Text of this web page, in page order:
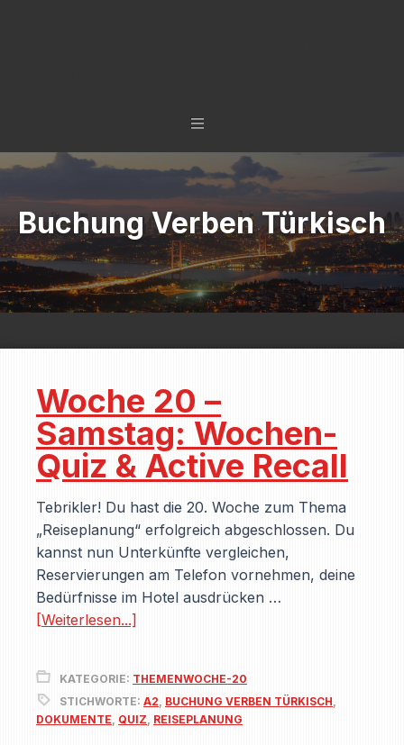
Buchung Verben Türkisch
Woche 20 –
Samstag: Wochen-
Quiz & Active Recall
Tebrikler! Du hast die 20. Woche zum Thema
„Reiseplanung“ erfolgreich abgeschlossen. Du
kannst nun Unterkünfte vergleichen,
Reservierungen am Telefon vornehmen, deine
Bedürfnisse im Hotel ausdrücken …
[Weiterlesen...]
KATEGORIE: THEMENWOCHE-20
STICHWORTE: A2, BUCHUNG VERBEN TÜRKISCH,
DOKUMENTE, QUIZ, REISEPLANUNG